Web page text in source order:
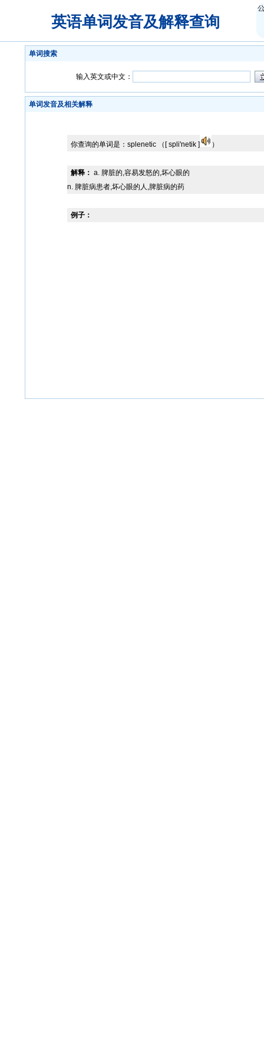
英语单词发音及解释查询
单词搜索
输入英文或中文：
单词发音及相关解释
你查询的单词是： splenetic （[ spli'netik ] ）
解释： a. 脾脏的,容易发怒的,坏心眼的
n. 脾脏病患者,坏心眼的人,脾脏病的药
例子：